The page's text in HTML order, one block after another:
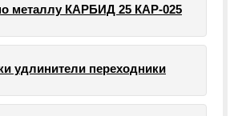
металлу КАРБИД 25 КАР-025
удлинители переходники